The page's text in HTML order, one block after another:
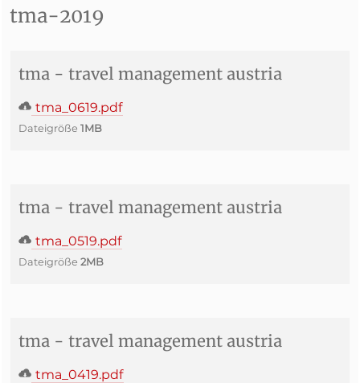
tma-2019
tma - travel management austria
tma_0619.pdf
Dateigröße 1MB
tma - travel management austria
tma_0519.pdf
Dateigröße 2MB
tma - travel management austria
tma_0419.pdf